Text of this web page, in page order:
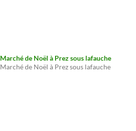
Marché de Noël à Prez sous lafauche
Marché de Noël à Prez sous lafauche